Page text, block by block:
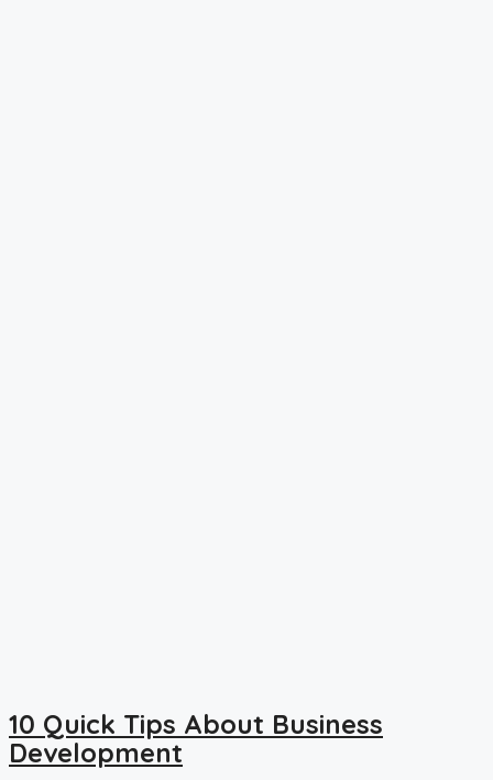
10 Quick Tips About Business
Development